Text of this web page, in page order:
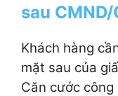
sau CMND/
Khách hàng
mặt sau của
Căn cước